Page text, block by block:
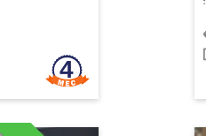
Tecnologias Digitais
A Utilização de Sites como